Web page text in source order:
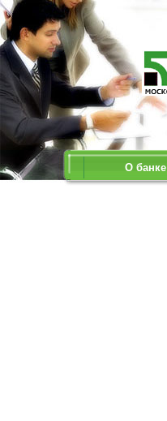
О банке